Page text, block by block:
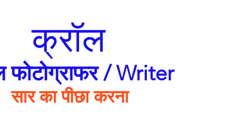
क्रॉल
फोटोग्राफर / Writer
सार का पीछा करना